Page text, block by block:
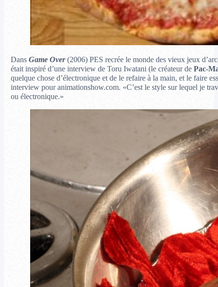
Dans Game Over(2006) PES recrée le monde des vieux jeux
était inspiré d’une interview de Toru Iwatani (le créateur de Pac-
quelque chose d’électronique et de le refaire à la main, et le faire
interview pour animationshow.com. «C’est le style sur lequel je
ou électronique.»